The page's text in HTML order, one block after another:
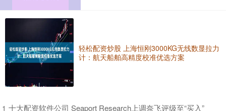
轻松配资炒股 上海恒刚3000KG无线数显拉力
计：航天船舶高精度校准优选方案
1 ​十大配资软件公司 Seaport Research上调奈飞评级至“买入”